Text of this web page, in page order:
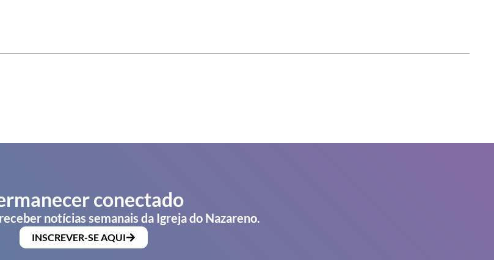
conectado
notícias semanais da Igreja do Nazareno.
INSCREVER-SE AQUI